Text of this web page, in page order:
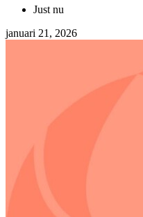
Just nu
januari 21, 2026